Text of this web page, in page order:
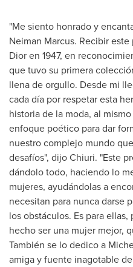
"Me siento honrado y
Neiman Marcus. Recibir
Dior en 1947, en
que tuvo su primera
llena de orgullo. Desde mi
cada día por respetar esta
historia de la moda, al
enfoque poético para dar
nuestro complejo mundo
desafíos", dijo Chiuri. "Este
dándolo todo, haciendo lo
mujeres, ayudándolas a
necesitan para nunca darse
los obstáculos. Es para
hecho ser una mujer mejor,
También se lo dedico a
amiga y fuente inagotable